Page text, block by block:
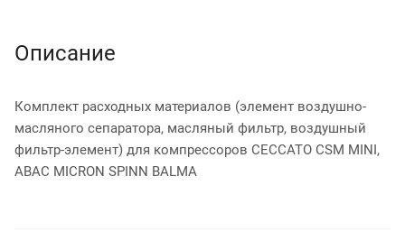
Описание
Комплект расходных материалов (элемент воздушно-
масляного сепаратора, масляный фильтр, воздушный
фильтр-элемент) для компрессоров CECCATO CSM MINI,
ABAC MICRON SPINN BALMA